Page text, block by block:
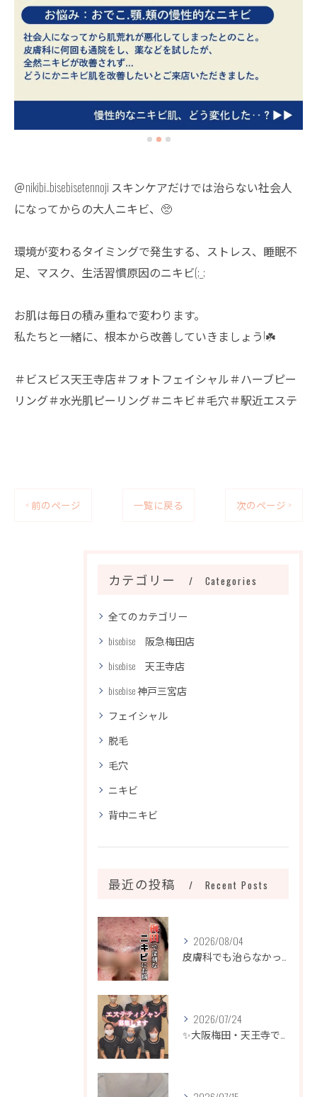
＠nikibi₋bisebisetennoji スキンケアだけでは治らない社会人
になってからの大人ニキビ、🥺
環境が変わるタイミングで発生する、ストレス、睡眠不
足、マスク、生活習慣原因のニキビ(;_;
お肌は毎日の積み重ねで変わります。
私たちと一緒に、根本から改善していきましょう!☘️
＃ビスビス天王寺店＃フォトフェイシャル＃ハーブピー
リング＃水光肌ピーリング＃ニキビ＃毛穴＃駅近エステ
< 前のページ 一覧に戻る 次のページ >
カテゴリー Categories
全てのカテゴリー
bisebise 阪急梅田店
bisebise 天王寺店
bisebise 神戸三宮店
フェイシャル
脱毛
毛穴
ニキビ
背中ニキビ
最近の投稿 Recent Posts
2026/08/04
皮膚科でも治らなかったニキビ、諦めるのはまだ早いです！
2026/07/24
✨大阪梅田・天王寺でエステティシャン募集✨